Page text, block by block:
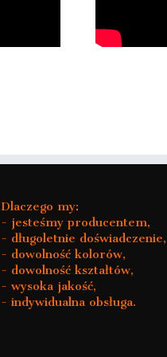
Dlaczego my:
- jesteśmy producentem,
- długoletnie doświadczenie,
- dowolność kolorów,
- dowolność kształtów,
- wysoka jakość,
- indywidualna obsługa.